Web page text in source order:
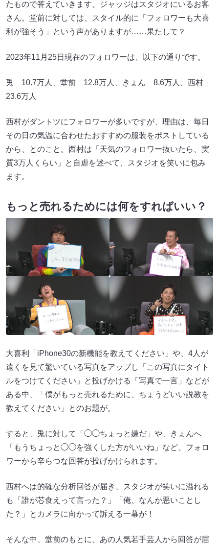
たもので答えていきます。ジャッジはスタジオにいるお客
さん。堂前に対しては、スタイル的に「フォロワーも大喜
利が強そう」という声がありますが……果たして？
2023年11月25日現在のフォロワーは、以下の通りです。
兎 10.7万人、堂前 12.8万人、きょん 8.6万人、西村
23.6万人
西村がダントツにフォロワーが多いですが、理由は、毎日
その日の気温に合わせたおすすめの服装をポストしている
から、とのこと。西村は「天気のフォロワー抜いたら、実
質3万人くらい」と自虐を述べて、スタジオを笑いに包み
ます。
もっと売れるためには何をすればいい？
大喜利「iPhone30の新機能を教えてください」や、4人が
遠くを見て驚いている写真をアップし「この写真にタイト
ルをつけてください」と投げかける「写真で一言」などが
ある中、「僕がもっと売れるために、ちょうどいい説教を
教えてください」とのお題が。
すると、兎に対して「◯◯ちょっと嫌だ」や、きょんへ
「もうちょっと◯◯を強くした方がいいね」など、フォロ
ワーから辛らつな回答が投げかけられます。
西村へは的確な分析回答が届き、スタジオが笑いに溢れる
も「誰が芯食えって言った？」「俺、なんか悪いことし
た？」とカメラに向かって訴える一幕が！
そんな中、堂前のもとに、あの人気若手芸人から回答が届